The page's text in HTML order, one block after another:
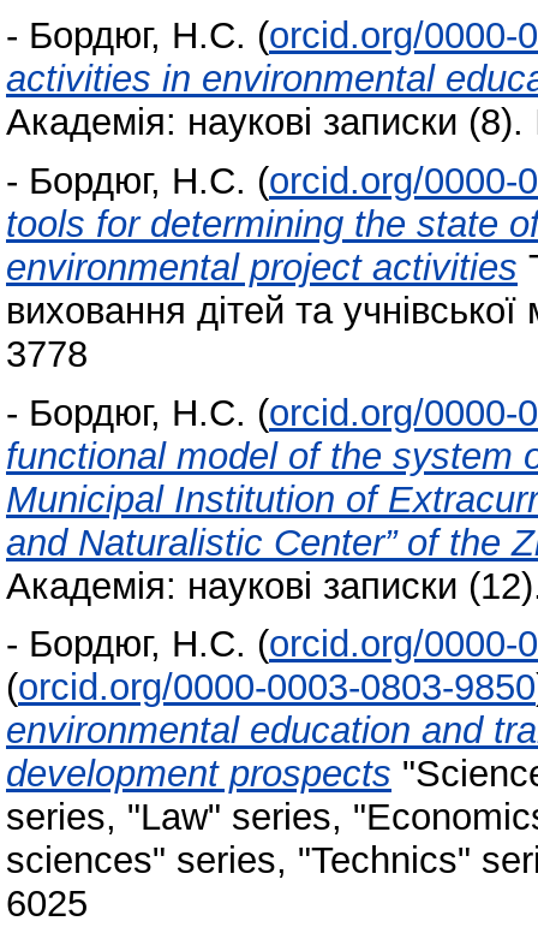
- Бордюг, Н.С. (orcid.org/0000-
activities in environmental
Академія: наукові записки
- Бордюг, Н.С. (orcid.org/0000-
tools for determining the state
environmental project activities
виховання дітей та
3778
- Бордюг, Н.С. (orcid.org/0000-
functional model of the system
Municipal Institution of
and Naturalistic Center” of the
Академія: наукові записки
- Бордюг, Н.С. (orcid.org/0000-
(orcid.org/0000-0003-0803-9850
environmental education and
development prospects
series, "Law" series,
sciences" series, "Technics"
6025